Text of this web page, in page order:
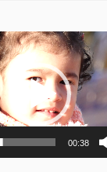
00:38